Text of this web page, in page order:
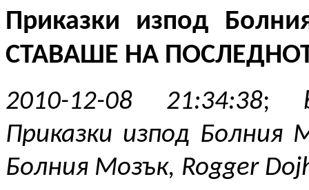
Приказки изпод
СТАВАШЕ НА
2010-12-08 21:34:38;
Приказки изпод Болния
Болния Мозък, Rogger